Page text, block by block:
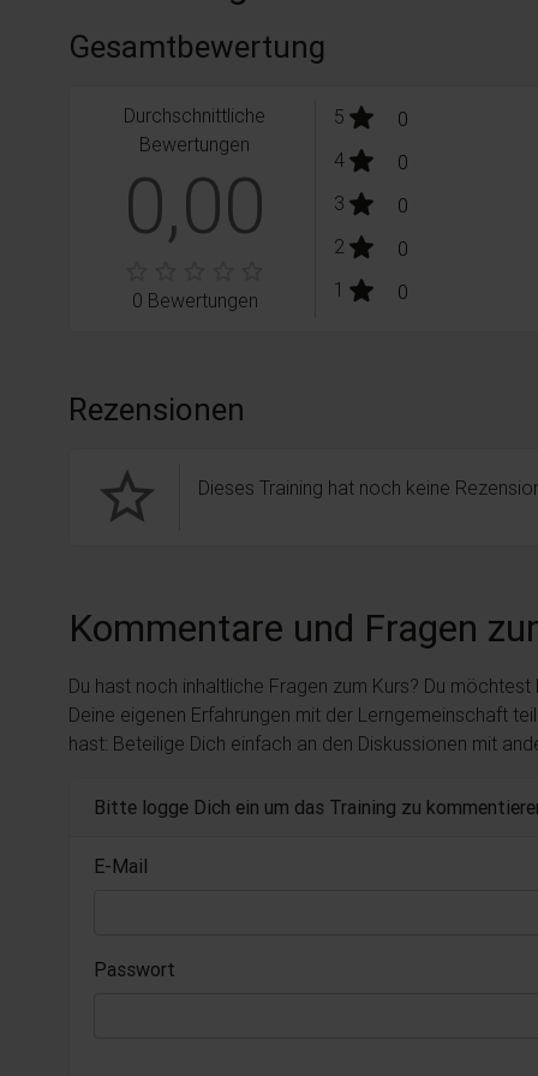
Gesamtbewertung
Durchschnittliche
Bewertungen
0,00
0 Bewertungen
5stars: 0
Bewertungen
4stars: 0
Bewertungen
3stars: 0
Bewertungen
2stars: 0
Bewertungen
1 stars: 0
Bewertungen
Rezensionen
star_border Dieses Training hat noch keine
Kommentare und Fragen
Du hast noch inhaltliche Fragen zum Kurs? Du
Deine eigenen Erfahrungen mit der Lerngemeinschaft
hast: Beteilige Dich einfach an den Diskussionen mit
Bitte logge Dich ein um das Training zu
E-Mail
Passwort